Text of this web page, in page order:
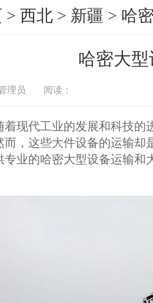
> 西北 > 新疆 > 哈
哈密大
理员 阅读：
代工业的发展和科技的进
而，这些大件设备的运输却
专业的哈密大型设备运输和